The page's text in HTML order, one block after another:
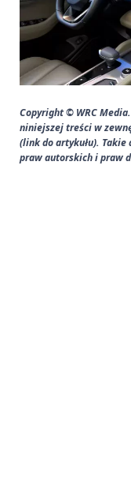
Copyright © WRC
niniejszej treści w
(link do artykułu).
praw autorskich i praw